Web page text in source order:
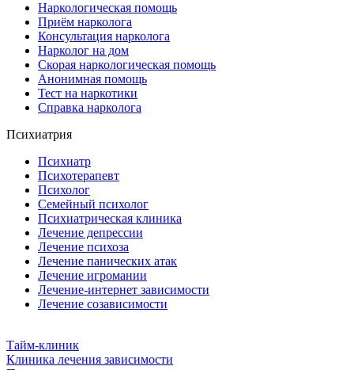
Наркологическая помощь
Приём нарколога
Консультация нарколога
Нарколог на дом
Скорая наркологическая помощь
Анонимная помощь
Тест на наркотики
Справка нарколога
Психиатрия
Психиатр
Психотерапевт
Психолог
Семейный психолог
Психиатрическая клиника
Лечение депрессии
Лечение психоза
Лечение панических атак
Лечение игромании
Лечение-интернет зависимости
Лечение созависимости
Тайм-клиник
Клиника лечения зависимости